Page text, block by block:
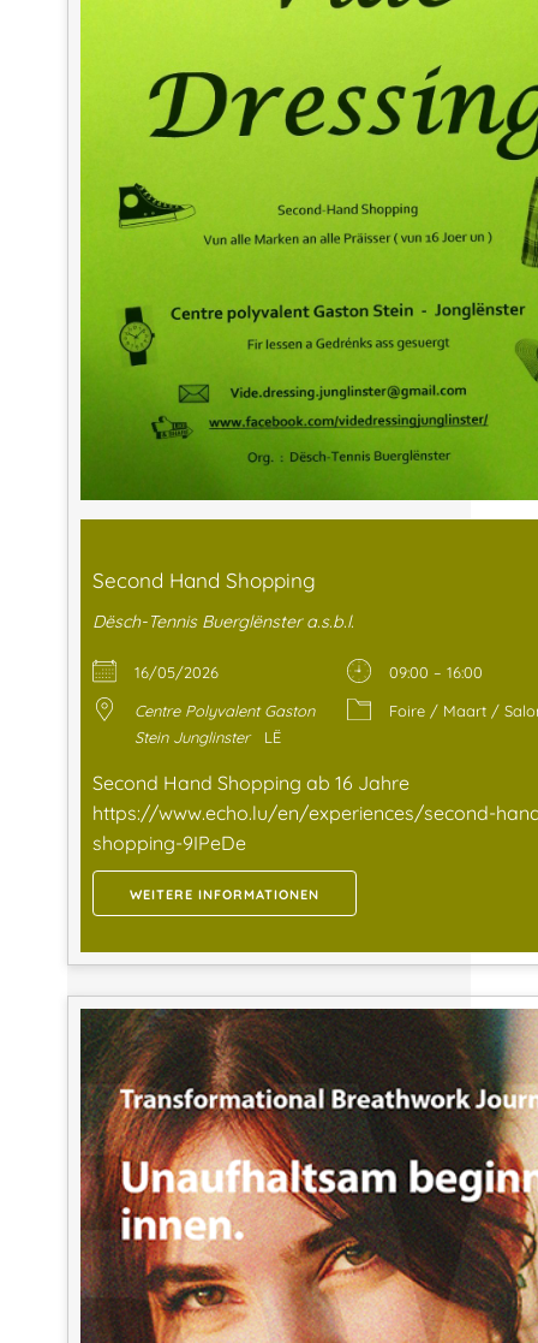
Second Hand Shopping
Dësch-Tennis Buerglënster a.s.b.l.
16/05/2026
09:00 – 16:00
Centre Polyvalent Gaston
Stein Junglinster
LË
Foire / Maart /
Second Hand Shopping ab 16 Jahre
https://www.echo.lu/en/experiences/second-
shopping-9IPeDe
WEITERE INFORMATIONEN